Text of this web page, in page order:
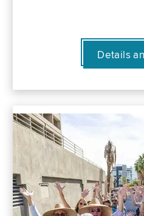
Details